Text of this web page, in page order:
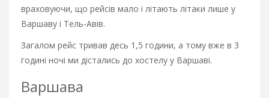
враховуючи, що рейсів мало і літають літаки лише у
Варшаву і Тель-Авів.
Загалом рейс тривав десь 1,5 години, а тому вже в 3
годині ночі ми дістались до хостелу у Варшаві.
Варшава